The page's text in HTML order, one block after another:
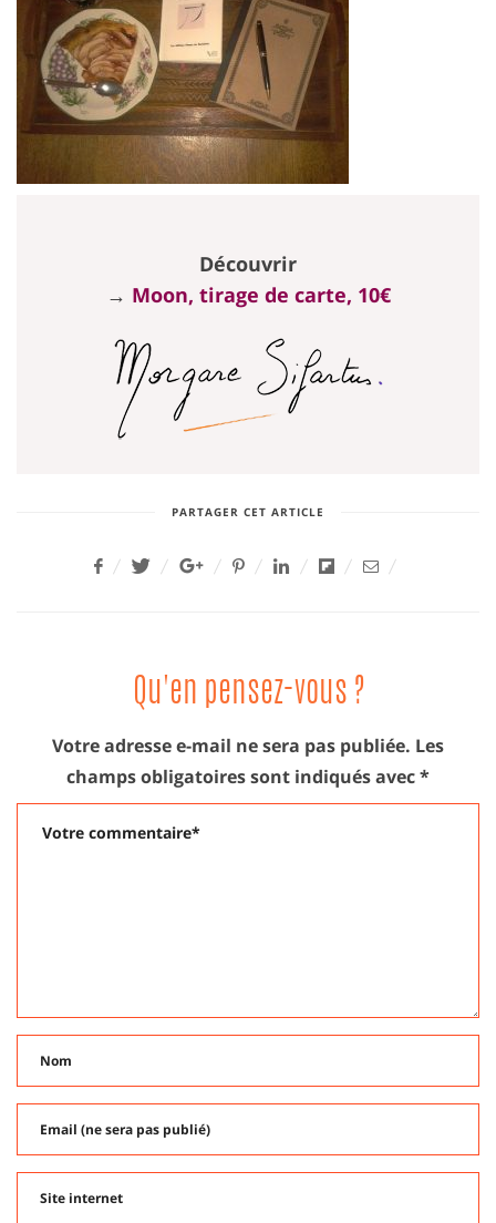
Découvrir
→ Moon, tirage de carte, 10€
PARTAGER CET ARTICLE
Qu'en pensez-vous ?
Votre adresse e-mail ne sera pas publiée. Les
champs obligatoires sont indiqués avec*